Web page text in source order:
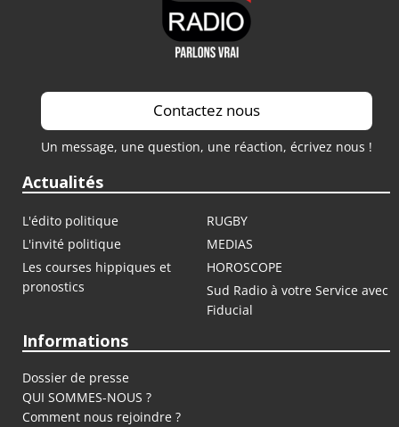
Contactez nous
Un message, une question, une réaction, écrivez nous !
Actualités
L'édito politique
RUGBY
L'invité politique
MEDIAS
Les courses hippiques et
pronostics
HOROSCOPE
Sud Radio à votre Service avec
Fiducial
Informations
Dossier de presse
QUI SOMMES-NOUS ?
Comment nous rejoindre ?